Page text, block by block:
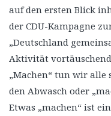
auf den ersten Blick
der CDU-Kampagne
„Deutschland
Aktivität
„Machen“ tun wir alle
den Abwasch oder
Etwas „machen“ ist